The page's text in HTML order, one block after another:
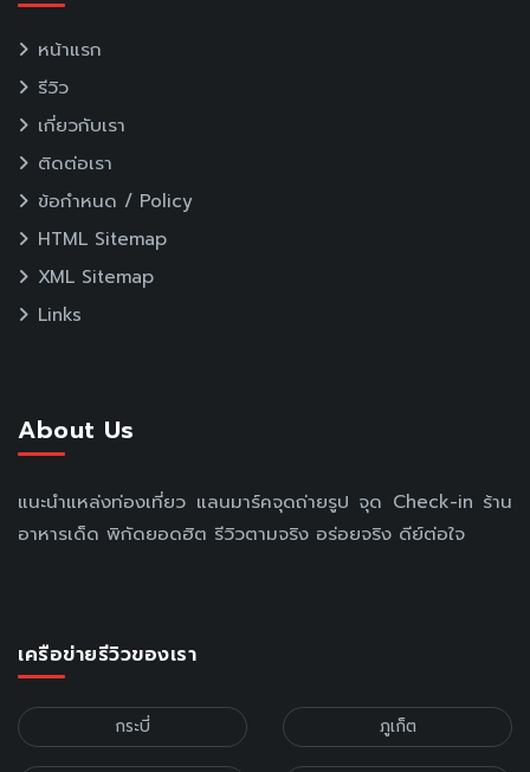
หน้าแรก
รีวิว
เกี่ยวกับเรา
ติดต่อเรา
ข้อกำหนด / Policy
HTML Sitemap
XML Sitemap
Links
About Us
แนะนำแหล่งท่องเที่ยว แลนมาร์คจุดถ่ายรูป จุด Check-in ร้าน
อาหารเด็ด พิกัดยอดฮิต รีวิวตามจริง อร่อยจริง ดีย์ต่อใจ
เครือข่ายรีวิวของเรา
กระบี่ ภูเก็ต